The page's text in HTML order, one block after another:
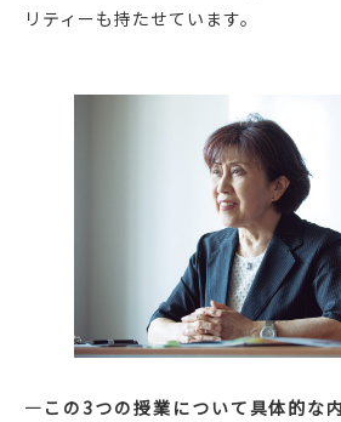
リティーも持たせています。
―この3つの授業について具体的な